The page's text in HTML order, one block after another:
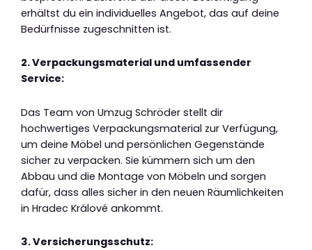
erhältst du ein individuelles Angebot, das auf deine
Bedürfnisse zugeschnitten ist.
2. Verpackungsmaterial und umfassender
Service:
Das Team von Umzug Schröder stellt dir
hochwertiges Verpackungsmaterial zur Verfügung,
um deine Möbel und persönlichen Gegenstände
sicher zu verpacken. Sie kümmern sich um den
Abbau und die Montage von Möbeln und sorgen
dafür, dass alles sicher in den neuen Räumlichkeiten
in Hradec Králové ankommt.
3. Versicherungsschutz: